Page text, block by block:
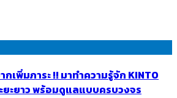
เพิ่มภาระ !! มาทำความรู้จัก KINTO
ยะยาว พร้อมดูแลแบบครบวงจร